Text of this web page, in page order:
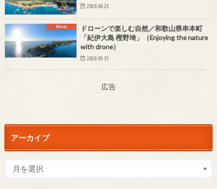
2020.04.25
Movie
ドローンで楽しむ自然／和歌山県串本町
「紀伊大島 樫野埼」（Enjoying the nature
with drone）
2020.03.31
広告
アーカイブ